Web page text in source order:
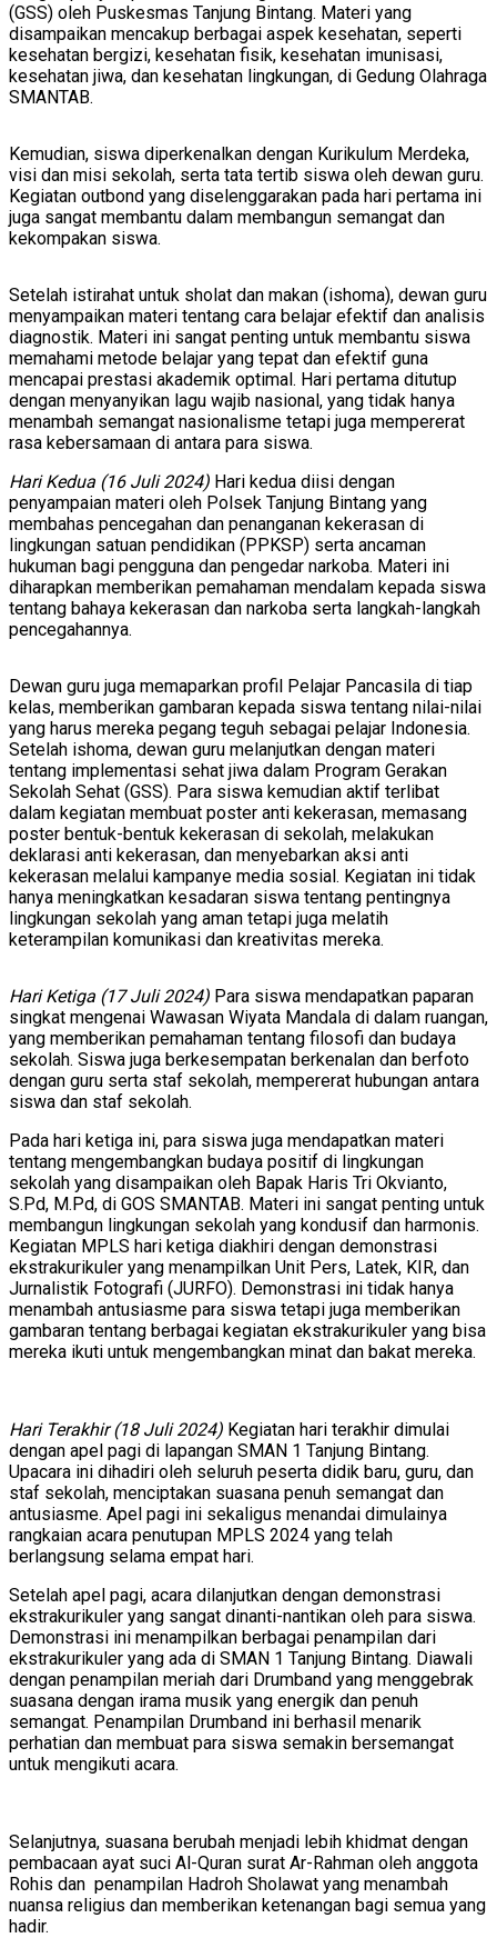
(GSS) oleh Puskesmas Tanjung Bintang. Materi yang
disampaikan mencakup berbagai aspek kesehatan, seperti
kesehatan bergizi, kesehatan fisik, kesehatan imunisasi,
kesehatan jiwa, dan kesehatan lingkungan, di Gedung Olahraga
SMANTAB.
Kemudian, siswa diperkenalkan dengan Kurikulum Merdeka,
visi dan misi sekolah, serta tata tertib siswa oleh dewan guru.
Kegiatan outbond yang diselenggarakan pada hari pertama ini
juga sangat membantu dalam membangun semangat dan
kekompakan siswa.
Setelah istirahat untuk sholat dan makan (ishoma), dewan guru
menyampaikan materi tentang cara belajar efektif dan analisis
diagnostik. Materi ini sangat penting untuk membantu siswa
memahami metode belajar yang tepat dan efektif guna
mencapai prestasi akademik optimal. Hari pertama ditutup
dengan menyanyikan lagu wajib nasional, yang tidak hanya
menambah semangat nasionalisme tetapi juga mempererat
rasa kebersamaan di antara para siswa.
Hari Kedua (16 Juli 2024) Hari kedua diisi dengan
penyampaian materi oleh Polsek Tanjung Bintang yang
membahas pencegahan dan penanganan kekerasan di
lingkungan satuan pendidikan (PPKSP) serta ancaman
hukuman bagi pengguna dan pengedar narkoba. Materi ini
diharapkan memberikan pemahaman mendalam kepada siswa
tentang bahaya kekerasan dan narkoba serta langkah-langkah
pencegahannya.
Dewan guru juga memaparkan profil Pelajar Pancasila di tiap
kelas, memberikan gambaran kepada siswa tentang nilai-nilai
yang harus mereka pegang teguh sebagai pelajar Indonesia.
Setelah ishoma, dewan guru melanjutkan dengan materi
tentang implementasi sehat jiwa dalam Program Gerakan
Sekolah Sehat (GSS). Para siswa kemudian aktif terlibat
dalam kegiatan membuat poster anti kekerasan, memasang
poster bentuk-bentuk kekerasan di sekolah, melakukan
deklarasi anti kekerasan, dan menyebarkan aksi anti
kekerasan melalui kampanye media sosial. Kegiatan ini tidak
hanya meningkatkan kesadaran siswa tentang pentingnya
lingkungan sekolah yang aman tetapi juga melatih
keterampilan komunikasi dan kreativitas mereka.
Hari Ketiga (17 Juli 2024) Para siswa mendapatkan paparan
singkat mengenai Wawasan Wiyata Mandala di dalam ruangan,
yang memberikan pemahaman tentang filosofi dan budaya
sekolah. Siswa juga berkesempatan berkenalan dan berfoto
dengan guru serta staf sekolah, mempererat hubungan antara
siswa dan staf sekolah.
Pada hari ketiga ini, para siswa juga mendapatkan materi
tentang mengembangkan budaya positif di lingkungan
sekolah yang disampaikan oleh Bapak Haris Tri Okvianto,
S.Pd, M.Pd, di GOS SMANTAB. Materi ini sangat penting untuk
membangun lingkungan sekolah yang kondusif dan harmonis.
Kegiatan MPLS hari ketiga diakhiri dengan demonstrasi
ekstrakurikuler yang menampilkan Unit Pers, Latek, KIR, dan
Jurnalistik Fotografi (JURFO). Demonstrasi ini tidak hanya
menambah antusiasme para siswa tetapi juga memberikan
gambaran tentang berbagai kegiatan ekstrakurikuler yang bisa
mereka ikuti untuk mengembangkan minat dan bakat mereka.
Hari Terakhir (18 Juli 2024) Kegiatan hari terakhir dimulai
dengan apel pagi di lapangan SMAN 1 Tanjung Bintang.
Upacara ini dihadiri oleh seluruh peserta didik baru, guru, dan
staf sekolah, menciptakan suasana penuh semangat dan
antusiasme. Apel pagi ini sekaligus menandai dimulainya
rangkaian acara penutupan MPLS 2024 yang telah
berlangsung selama empat hari.
Setelah apel pagi, acara dilanjutkan dengan demonstrasi
ekstrakurikuler yang sangat dinanti-nantikan oleh para siswa.
Demonstrasi ini menampilkan berbagai penampilan dari
ekstrakurikuler yang ada di SMAN 1 Tanjung Bintang. Diawali
dengan penampilan meriah dari Drumband yang menggebrak
suasana dengan irama musik yang energik dan penuh
semangat. Penampilan Drumband ini berhasil menarik
perhatian dan membuat para siswa semakin bersemangat
untuk mengikuti acara.
Selanjutnya, suasana berubah menjadi lebih khidmat dengan
pembacaan ayat suci Al-Quran surat Ar-Rahman oleh anggota
Rohis dan penampilan Hadroh Sholawat yang menambah
nuansa religius dan memberikan ketenangan bagi semua yang
hadir.